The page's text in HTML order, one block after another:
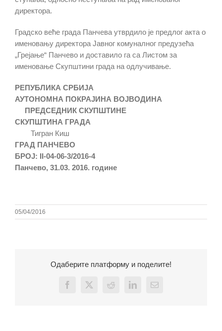
директора.
Градско веће града Панчева утврдило је предлог акта о
именовању директора Јавног комуналног предузећа
„Грејање“ Панчево и доставило га са Листом за
именовање Скупштини града на одлучивање.
РЕПУБЛИКА СРБИЈА
АУТОНОМНА ПОКРАЈИНА ВОЈВОДИНА
ПРЕДСЕДНИК СКУПШТИНЕ
СКУПШТИНА ГРАДА
Тигран Киш
ГРАД ПАНЧЕВО
БРОЈ: II-04-06-3/2016-4
Панчево, 31.03. 2016. године
05/04/2016
Одаберите платформу и поделите!
Facebook
X Reddit LinkedInEmail